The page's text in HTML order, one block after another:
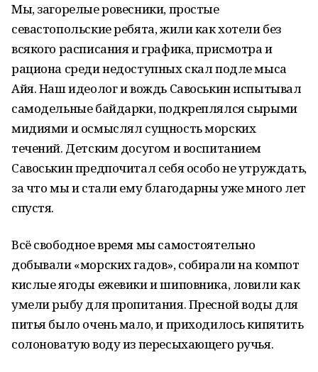
Мы, загорелые ровесники, простые
севастопольские ребята, жили как хотели без
всякого расписания и графика, присмотра и
рациона среди недоступных скал подле мыса
Айя. Наш идеолог и вождь Савоськин испытывал
самодельные байдарки, подкреплялся сырыми
мидиями и осмыслял сущность морских
течений. Детским досугом и воспитанием
Савоськин предпочитал себя особо не утруждать,
за что мы и стали ему благодарны уже много лет
спустя.
Всё свободное время мы самостоятельно
добывали «морских гадов», собирали на компот
кислые ягоды ежевики и шиповника, ловили как
умели рыбу для пропитания. Пресной воды для
питья было очень мало, и приходилось кипятить
солоноватую воду из пересыхающего ручья.